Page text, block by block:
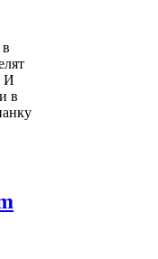
И
в